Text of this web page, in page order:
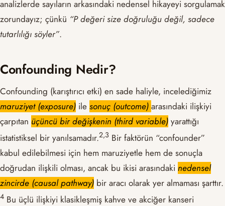
analizlerde sayıların arkasındaki nedensel hikayeyi sorgulamak
zorundayız; çünkü “P değeri size doğruluğu değil, sadece
tutarlılığı söyler”.
Confounding Nedir?
Confounding (karıştırıcı etki) en sade haliyle, incelediğimiz
maruziyet (exposure) ile sonuç (outcome) arasındaki ilişkiyi
çarpıtan üçüncü bir değişkenin (third variable) yarattığı
istatistiksel bir yanılsamadır.​2,3​ Bir faktörün “confounder”
kabul edilebilmesi için hem maruziyetle hem de sonuçla
doğrudan ilişkili olması, ancak bu ikisi arasındaki nedensel
zincirde (causal pathway) bir aracı olarak yer almaması şarttır.
​4​ Bu üçlü ilişkiyi klasikleşmiş kahve ve akciğer kanseri